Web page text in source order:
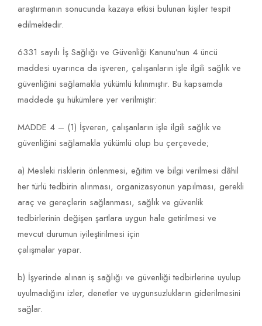
araştırmanın sonucunda kazaya etkisi bulunan kişiler tespit
edilmektedir.
6331 sayılı İş Sağlığı ve Güvenliği Kanunu’nun 4 üncü
maddesi uyarınca da işveren, çalışanların işle ilgili sağlık ve
güvenliğini sağlamakla yükümlü kılınmıştır. Bu kapsamda
maddede şu hükümlere yer verilmiştir:
MADDE 4 – (1) İşveren, çalışanların işle ilgili sağlık ve
güvenliğini sağlamakla yükümlü olup bu çerçevede;
a) Mesleki risklerin önlenmesi, eğitim ve bilgi verilmesi dâhil
her türlü tedbirin alınması, organizasyonun yapılması, gerekli
araç ve gereçlerin sağlanması, sağlık ve güvenlik
tedbirlerinin değişen şartlara uygun hale getirilmesi ve
mevcut durumun iyileştirilmesi için
çalışmalar yapar.
b) İşyerinde alınan iş sağlığı ve güvenliği tedbirlerine uyulup
uyulmadığını izler, denetler ve uygunsuzlukların giderilmesini
sağlar.